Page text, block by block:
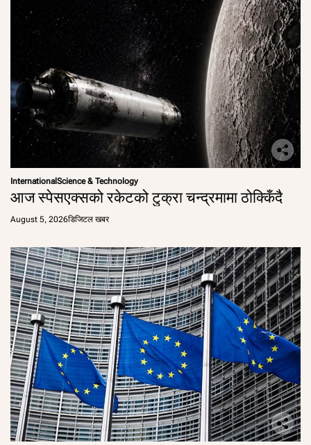
InternationalScience & Technology
आज स्पेसएक्सको रकेटको टुक्रा चन्द्रमामा ठोक्किँदै
August 5, 2026डिजिटल खबर